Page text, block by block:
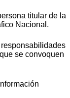
titular de la
Nacional.
se convoquen